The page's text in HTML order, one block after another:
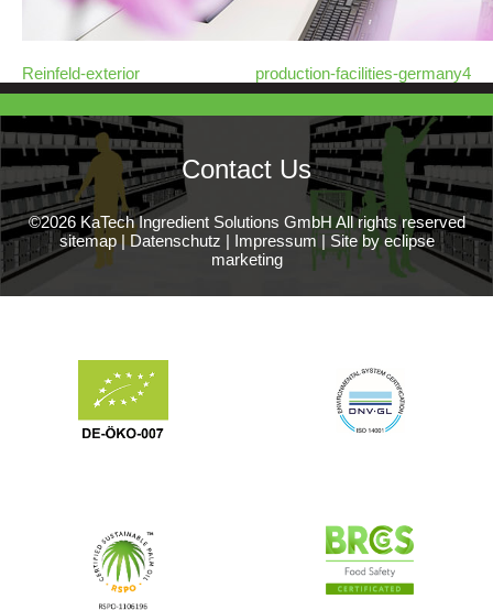
Reinfeld-exterior production-facilities-germany4
Contact Us
©2026 KaTech Ingredient Solutions GmbH All rights reserved
sitemap| Datenschutz | Impressum | Site by eclipse
marketing